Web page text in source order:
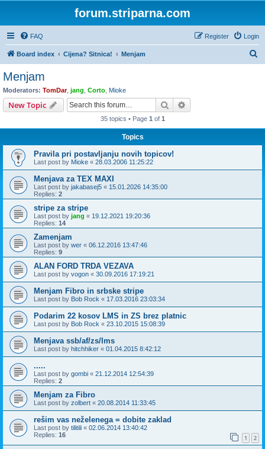
forum.striparna.com
FAQ Login
Register
Board index Cijena? Sitnica! Menjam
Menjam
Moderators: TomDar, jang Corto Mioke
New Topic Search
35 topics • Page 1 of 1
Topics
Pravila pri postavljanju novih topicov!
Last post by Mioke « 28.03.2006 11:25:22
Menjava za TEX MAXI
Last post by jakabasej5 « 15.01.2026 14:35:00
Replies: 2
stripe za stripe
Last post by jang « 19.12.2021 19:20:36
Replies: 14
Zamenjam
Last post by wer « 06.12.2016 13:47:46
Replies: 9
ALAN FORD TRDA VEZAVA
Last post by vogon « 30.09.2016 17:19:21
Menjam Fibro in srbske stripe
Last post by Bob Rock « 17.03.2016 23:03:34
Podarim 22 kosov LMS in ZS brez platnic
Last post by Bob Rock « 23.10.2015 15:08:39
Menjava ssb/af/zs/lms
Last post by hitchhiker « 01.04.2015 8:42:12
.....
Last post by gombi « 21.12.2014 12:54:39
Replies: 2
Menjam za Fibro
Last post by zolbert « 20.08.2014 11:33:45
rešim vas neželenega = dobite zaklad
Last post by tilitili « 02.06.2014 13:40:42
Replies: 16 1 2